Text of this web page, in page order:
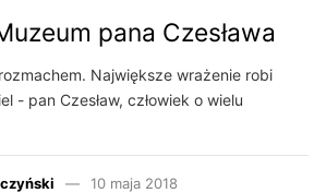
pana Czesława
Największe wrażenie robi
- pan Czesław, człowiek o wielu
10 maja 2018